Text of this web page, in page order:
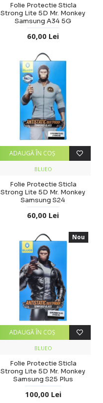
Folie Protectie Sticla
Strong Lite 5D Mr. Monkey
Samsung A34 5G
60,00 Lei
BLUEO
Folie Protectie Sticla
Strong Lite 5D Mr. Monkey
Samsung S24
60,00 Lei
ADAUGĂ ÎN COŞ
Nou
BLUEO
Folie Protectie Sticla
Strong Lite 5D Mr. Monkey
Samsung S25 Plus
100,00 Lei
ADAUGĂ ÎN COŞ